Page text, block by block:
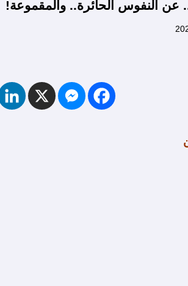
عن النفوس الحائرة.. والمقموعة!